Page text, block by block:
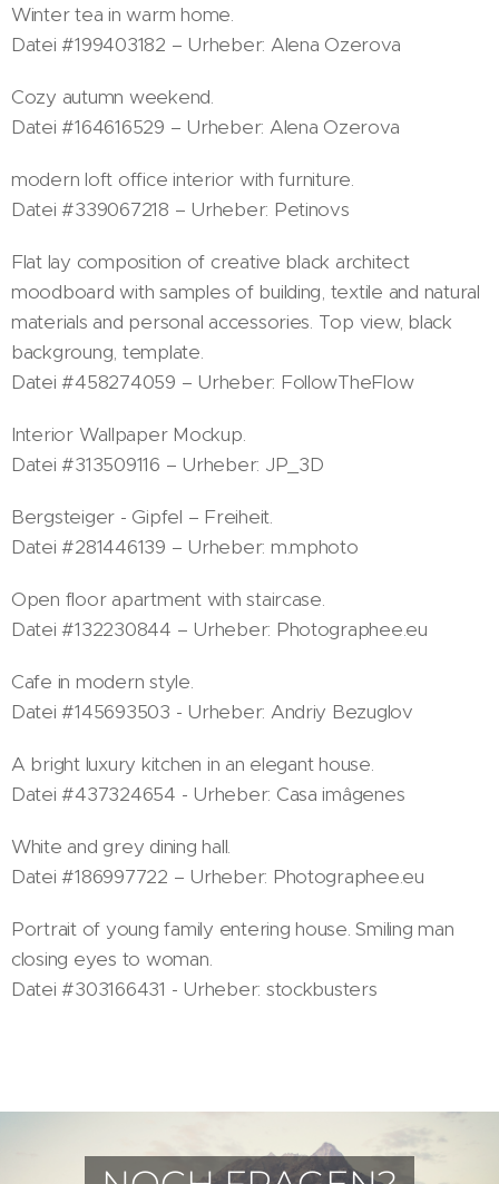
Winter tea in warm home.
Datei #199403182 – Urheber: Alena Ozerova
Cozy autumn weekend.
Datei #164616529 – Urheber: Alena Ozerova
modern loft office interior with furniture.
Datei #339067218 – Urheber: Petinovs
Flat lay composition of creative black architect
moodboard with samples of building, textile and natural
materials and personal accessories. Top view, black
backgroung, template.
Datei #458274059 – Urheber: FollowTheFlow
Interior Wallpaper Mockup.
Datei #313509116 – Urheber: JP_3D
Bergsteiger - Gipfel – Freiheit.
Datei #281446139 – Urheber: m.mphoto
Open floor apartment with staircase.
Datei #132230844 – Urheber: Photographee.eu
Cafe in modern style.
Datei #145693503 - Urheber: Andriy Bezuglov
A bright luxury kitchen in an elegant house.
Datei #437324654 - Urheber: Casa imâgenes
White and grey dining hall.
Datei #186997722 – Urheber: Photographee.eu
Portrait of young family entering house. Smiling man
closing eyes to woman.
Datei #303166431 - Urheber: stockbusters